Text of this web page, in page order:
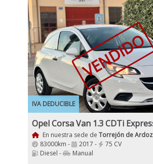
IVA DEDUCIBLE
VENDIDO
En nuestra sede de Torrejón de Ardoz
83000km -
2017 -
75 CV
Diesel -
Manual